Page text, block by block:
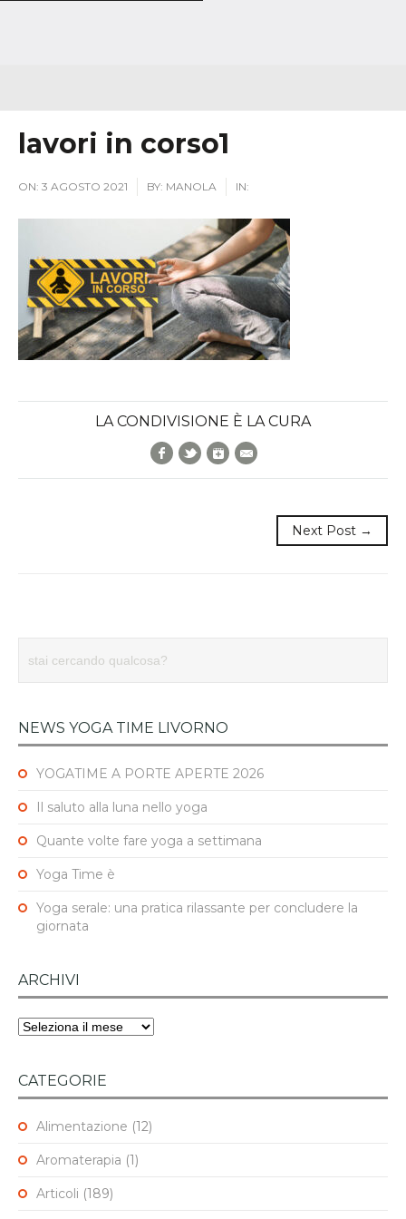
lavori in corso1
ON: 3 AGOSTO 2021 BY: MANOLA IN:
LA CONDIVISIONE È LA CURA
Facebook
TwitterGoogle+
Next Post →
NEWS YOGA TIME LIVORNO
YOGATIME A PORTE APERTE 2026
Il saluto alla luna nello yoga
Quante volte fare yoga a settimana
Yoga Time è
Yoga serale: una pratica rilassante per concludere la
giornata
ARCHIVI
Archivi
CATEGORIE
Alimentazione (12)
Aromaterapia (1)
Articoli (189)